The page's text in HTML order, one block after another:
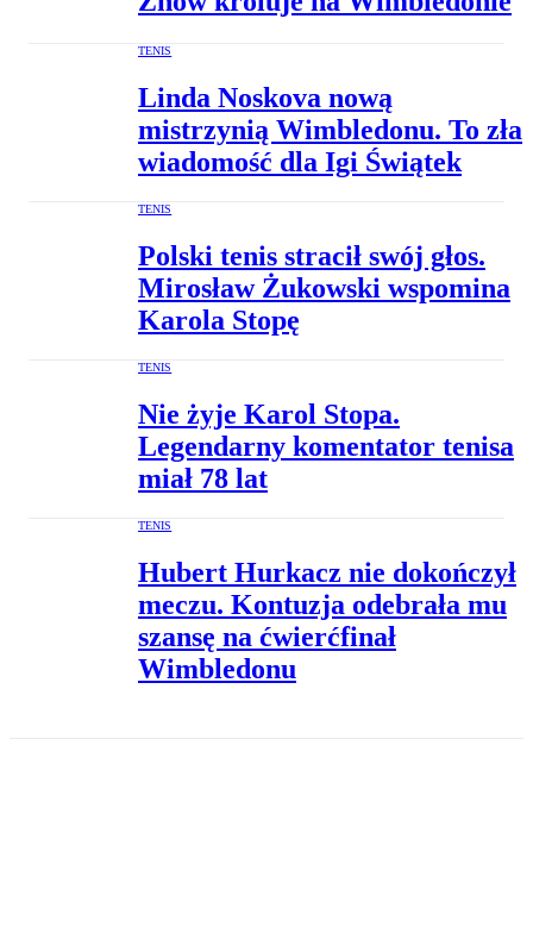
TENIS
Linda Noskova nową
mistrzynią Wimbledonu. To zła
wiadomość dla Igi Świątek
TENIS
Polski tenis stracił swój głos.
Mirosław Żukowski wspomina
Karola Stopę
TENIS
Nie żyje Karol Stopa.
Legendarny komentator tenisa
miał 78 lat
TENIS
Hubert Hurkacz nie dokończył
meczu. Kontuzja odebrała mu
szansę na ćwierćfinał
Wimbledonu